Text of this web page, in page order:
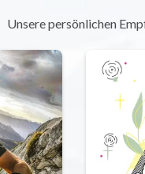
Unsere persönlichen